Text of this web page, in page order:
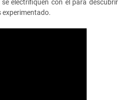
electrifiquen con el para descubrir
experimentado.